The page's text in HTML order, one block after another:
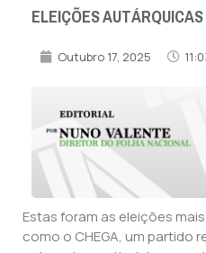
ELEIÇÕES AUTÁRQUICAS
Outubro 17, 2025
Estas foram as eleições
como o CHEGA, um partido